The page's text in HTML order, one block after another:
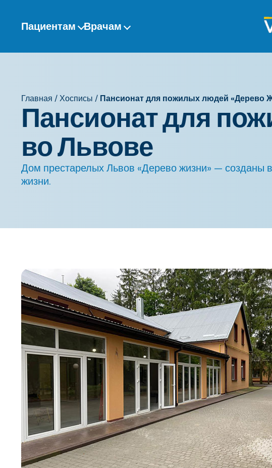
содержанию
Пациентам Врачам
Главная /Хосписы / Пансионат для пожилых людей «Дерево
Пансионат для
во Львове
Дом престарелых Львов «Дерево жизни» — созданы
жизни.